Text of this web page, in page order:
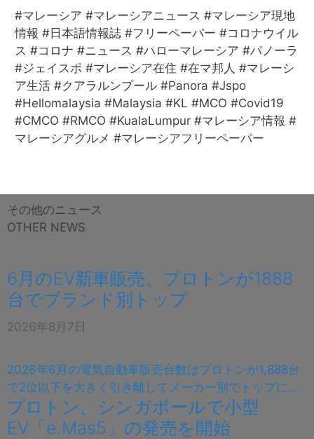
#マレーシア #マレーシアニュース #マレーシア現地
情報 #日本語情報誌 #フリーペーパー #コロナウイル
ス #コロナ #ニュース #ハローマレーシア #パノーラ
#ジェイスポ #マレーシア在住 #在マ邦人 #マレーシ
ア生活 #クアラルンプール #Panora #Jspo
#Hellomalaysia #Malaysia #KL #MCO #Covid19
#CMCO #RMCO #KualaLumpur #マレーシア情報 #
マレーシアグルメ #マレーシアフリーペーパー
その他のニュース
OTHER NEWS
6月のEV新車販売、プロトンが1888
台でブランド別トップ
2026年8月7日
2026年6月の電気自動車販売台数はプロトンが1,888台
で2位以下を大きく引き離してメーカー別でトップに…
プロトン、シンガポールで小型
EV「e.Mas5」の発売を開始